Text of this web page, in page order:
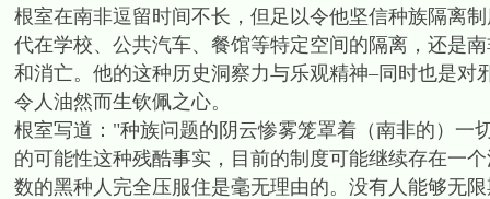
根室在南非逗留时间不长，但足以令他坚信种族隔离
代在学校、公共汽车、餐馆等特定空间的隔离，还是
和消亡。他的这种历史洞察力与乐观精神–同时也是
令人油然而生钦佩之心。
根室写道："种族问题的阴云惨雾笼罩着（南非的）
的可能性这种残酷事实，目前的制度可能继续存在一
数的黑种人完全压服住是毫无理由的。没有人能够无